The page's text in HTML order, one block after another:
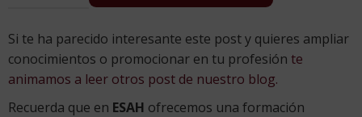
Si te ha parecido interesante este post y quieres ampliar
conocimientos o promocionar en tu profesión te
animamos a leer otros post de nuestro blog.
Recuerda que en ESAH ofrecemos una formación